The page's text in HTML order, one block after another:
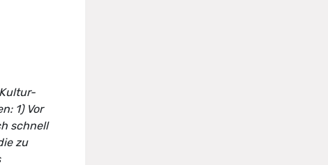
1) Vor
schnell
zu